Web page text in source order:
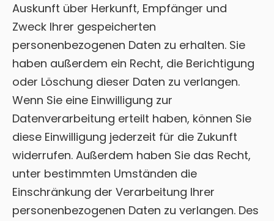
Auskunft über Herkunft, Empfänger und
Zweck Ihrer gespeicherten
personenbezogenen Daten zu erhalten. Sie
haben außerdem ein Recht, die Berichtigung
oder Löschung dieser Daten zu verlangen.
Wenn Sie eine Einwilligung zur
Datenverarbeitung erteilt haben, können Sie
diese Einwilligung jederzeit für die Zukunft
widerrufen. Außerdem haben Sie das Recht,
unter bestimmten Umständen die
Einschränkung der Verarbeitung Ihrer
personenbezogenen Daten zu verlangen. Des